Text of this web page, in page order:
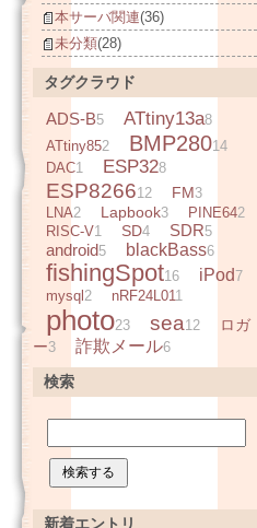
本サーバ関連(36)
未分類(28)
タグクラウド
ADS-B5 ATtiny13a8
ATtiny852 BMP28014
DAC1 ESP328
ESP826612 FM3
LNA2 Lapbook3 PINE642
RISC-V1 SD4 SDR5
android5 blackBass6
fishingSpot16 iPod7
mysql 2 nRF24L011
photo23 sea12
ロガ
ー3 詐欺メール6
検索
新着エントリ